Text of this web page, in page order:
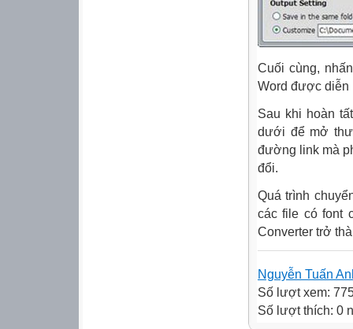
Cuối cùng,
Word được diễn
Sau khi hoàn
dưới để mở thư
đường link mà
đổi.
Quá trình
các file có font
Converter trở
Nguyễn Tuấn
Số lượt xem:
Số lượt thích: 0